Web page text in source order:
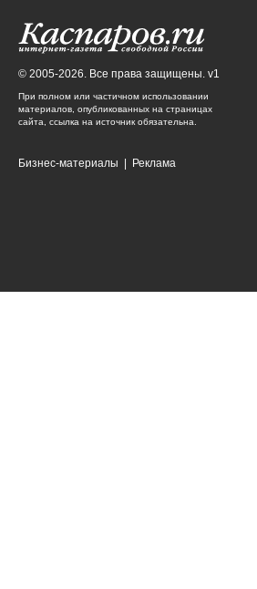
© 2005-2026. Все права защищены. v1
При полном или частичном использовании
материалов, опубликованных на страницах
сайта, ссылка на источник обязательна.
Бизнес-материалы Реклама